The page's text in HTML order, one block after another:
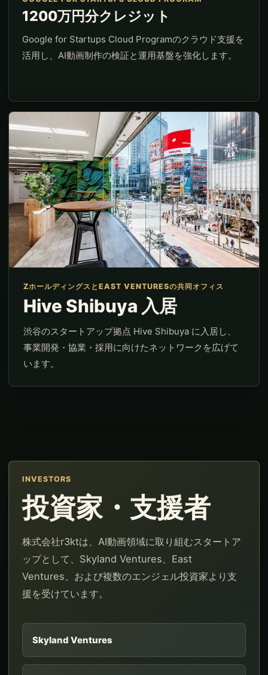
1200万円分クレジット
Google for Startups Cloud Programのクラウド支援を
活用し、AI動画制作の検証と運用基盤を強化します。
ZホールディングスとEAST VENTURESの共同オフィス
Hive Shibuya 入居
渋谷のスタートアップ拠点 Hive Shibuya に入居し、
事業開発・協業・採用に向けたネットワークを広げて
います。
INVESTORS
投資家・支援者
株式会社r3ktは、AI動画領域に取り組むスタートア
ップとして、Skyland Ventures、East
Ventures、および複数のエンジェル投資家より支
援を受けています。
Skyland Ventures